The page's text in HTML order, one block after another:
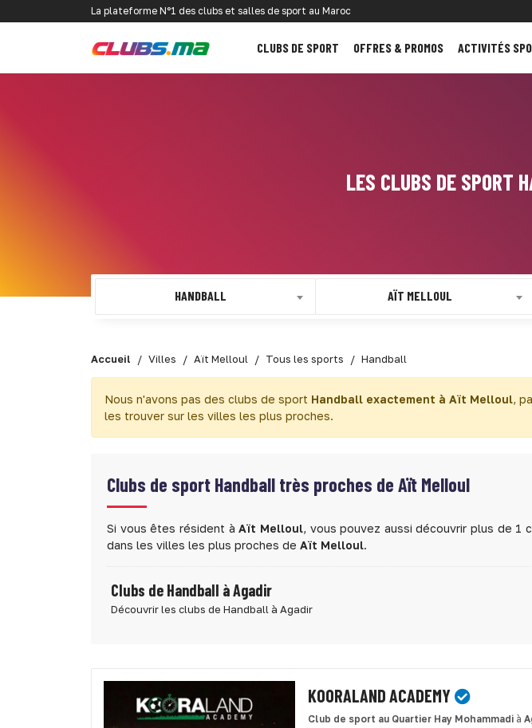
La plateforme N°1 des clubs et salles de sport au Maroc
CLUBS DE SPORT OFFRES & PROMOS ACTIVITÉS
LES CLUBS DE SPORT
HANDBALL AÏT MELLOUL
Accueil Villes Aït Melloul Tous les sports Handball
Nous n'avons pas des clubs de sport Handball exactement à Aït Melloul,
les trouver sur les villes les plus proches.
Clubs de sport Handball très proches de Aït Melloul
Si vous êtes résident àAït Melloul, vous pouvez aussi découvrir plus de 1
dans les villes les plus proches de Aït Melloul.
Clubs de Handball à Agadir
Découvrir les clubs de Handball à Agadir
KOORALAND ACADEMY
Club de sport au Quartier Hay Mohammadi à